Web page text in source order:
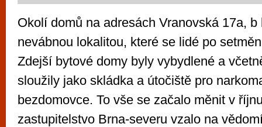
Okolí domů na adresách Vranovská 17a,
nevábnou lokalitou, které se lidé po
Zdejší bytové domy byly vybydlené a
sloužily jako skládka a útočiště pro
bezdomovce. To vše se začalo měnit v
zastupitelstvo Brna-severu vzalo na